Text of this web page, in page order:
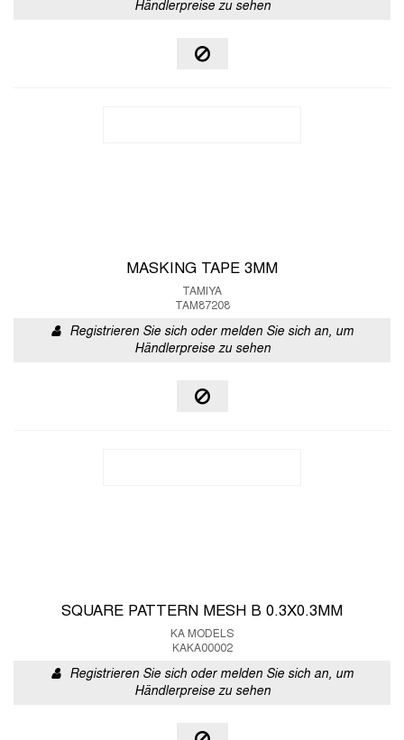
Händlerpreise zu sehen
MASKING TAPE 3MM
TAMIYA
TAM87208
Registrieren Sie sich oder melden Sie sich an, um
Händlerpreise zu sehen
SQUARE PATTERN MESH B 0.3X0.3MM
KA MODELS
KAKA00002
Registrieren Sie sich oder melden Sie sich an, um
Händlerpreise zu sehen